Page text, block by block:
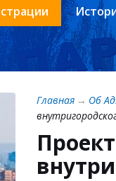
Главная → Об